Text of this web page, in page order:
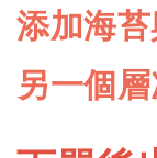
添加海
另一個